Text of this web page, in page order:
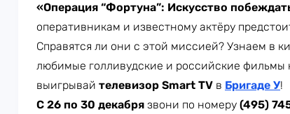
«Операция “Фортуна”: Искусство
оперативникам и известному актёру
Справятся ли они с этой миссией? Узнаем в
любимые голливудские и российские фильмы
выигрывай телевизор Smart TV в Бригаде У!
С 26 по 30 декабря звони по номеру (495)